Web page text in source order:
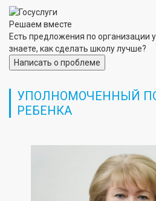
Решаем вместе
Есть предложения по организации
знаете, как сделать школу лучше?
Написать о проблеме
УПОЛНОМОЧЕННЫЙ
РЕБЕНКА